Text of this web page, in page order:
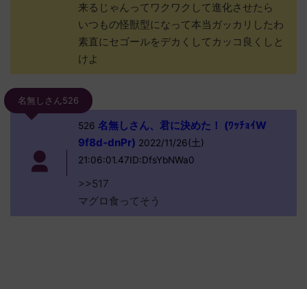
来るじゃんってワクワクして進化させたら
いつもの怪獣型になって本当ガッカリしたわ
素直にセゴールをデカくしてカッコ良くしと
けよ
名無しさん526
526 名無しさん、君に決めた！ (ﾜｯﾁｮｲW
9f8d-dnPr) 2022/11/26(土)
21:06:01.47ID:DfsYbNWa0
>>517
マグロ食ってそう